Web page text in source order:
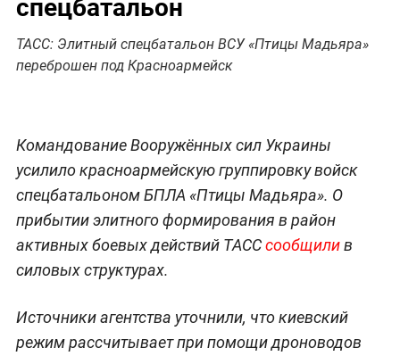
ТАСС: Элитный спецбатальон ВСУ «Птицы Мадьяра»
переброшен под Красноармейск
Командование Вооружённых сил Украины
усилило красноармейскую группировку войск
спецбатальоном БПЛА «Птицы Мадьяра». О
прибытии элитного формирования в район
активных боевых действий ТАССсообщилив
силовых структурах.
Источники агентства уточнили, что киевский
режим рассчитывает при помощи дроноводов